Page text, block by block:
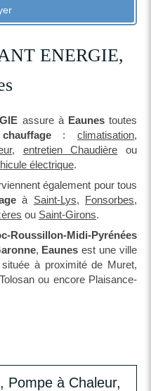
ENERGIE,
assure à Eaunestoutes
:climatisation,
, entretien Chaudière ou
électrique.
également pour tous
à Saint-Lys, Fonsorbes,
ou Saint-Girons.
Roussillon-Midi-Pyrénées
, Eaunes est une ville
à proximité de Muret,
ou encore Plaisance-
Pompe à Chaleur,